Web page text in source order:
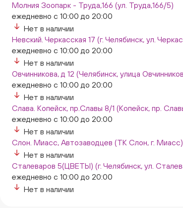
Молния Зоопарк - Труда,166 (ул. Труда,166/5)
ежедневно с 10:00 до 20:00
Нет в наличии
Невский. Черкасская 17 (г. Челябинск, ул.
ежедневно с 10:00 до 20:00
Нет в наличии
Овчинникова, д 12 (Челябинск, улица
ежедневно с 10:00 до 20:00
Нет в наличии
Слава. Копейск, пр.Славы 8/1 (Копейск, пр.
ежедневно с 10:00 до 20:00
Нет в наличии
Слон. Миасс, Автозаводцев (ТК Слон, г. Миасс)
Нет в наличии
Сталеваров 5(ЦВЕТЫ) (г. Челябинск, ул.
ежедневно с 10:00 до 20:00
Нет в наличии